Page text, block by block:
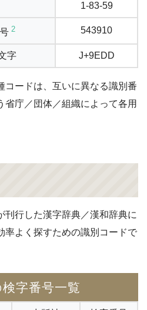
1-83-59
2 543910
字 J+9EDD
コードは、互いに異なる識別番
省庁／団体／組織によって各用
刊行した漢字辞典／漢和辞典に
率よく探すための識別コードで
検字番号一覧